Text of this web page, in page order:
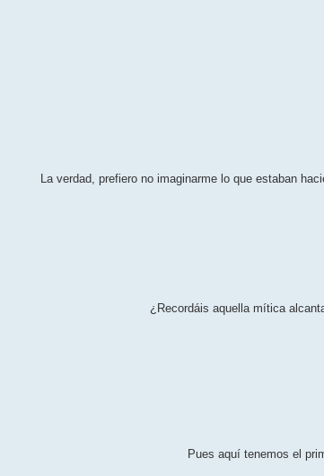
La verdad, prefiero no imaginarme lo que estaban
¿Recordáis aquella mítica
Pues aquí tenemos el